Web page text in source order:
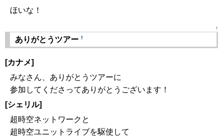
ほいな！
↑
ありがとうツアー †
[カナメ]
みなさん、ありがとうツアーに
参加してくださってありがとうございます！
[シェリル]
超時空ネットワークと
超時空ユニットライブを駆使して